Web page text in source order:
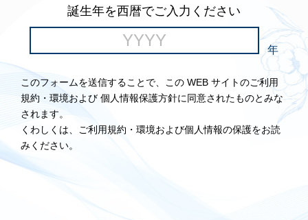
誕生年を西暦でご入力ください
年
このフォームを送信することで、この WEB サイトのご利用
規約・環境および 個人情報保護方針に同意されたものとみな
されます。
くわしくは、ご利用規約・環境および個人情報の保護をお読
みください。